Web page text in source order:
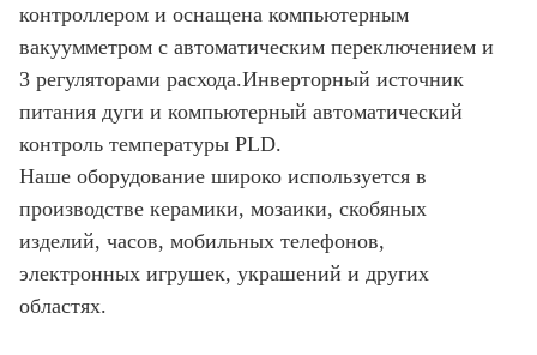
контроллером и оснащена компьютерным
вакуумметром с автоматическим переключением и
3 регуляторами расхода.Инверторный источник
питания дуги и компьютерный автоматический
контроль температуры PLD.
Наше оборудование широко используется в
производстве керамики, мозаики, скобяных
изделий, часов, мобильных телефонов,
электронных игрушек, украшений и других
областях.